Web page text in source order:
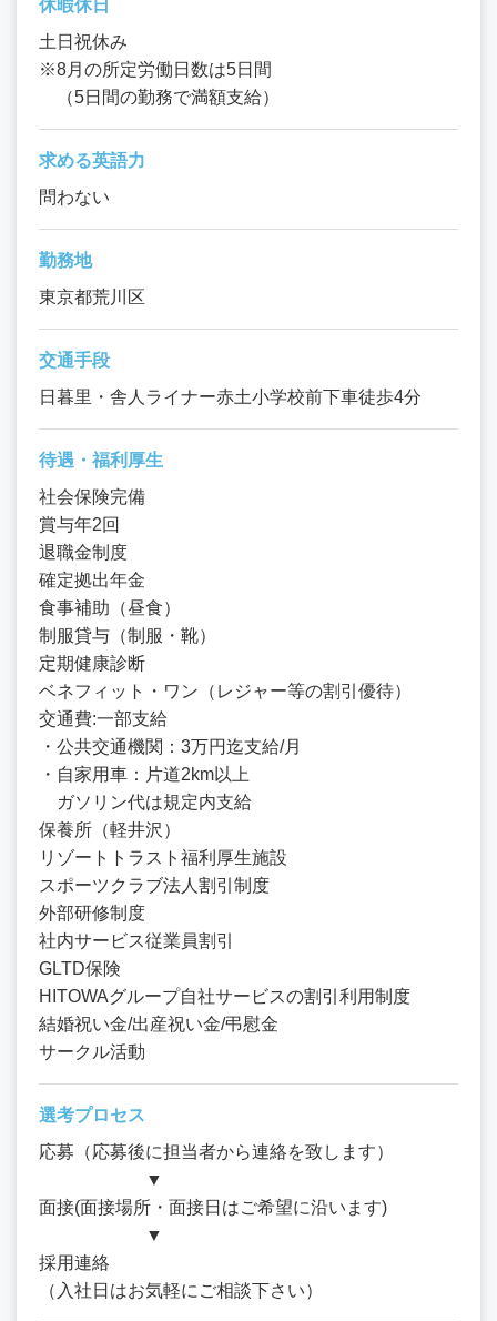
休暇休日
土日祝休み
※8月の所定労働日数は5日間
（5日間の勤務で満額支給）
求める英語力
問わない
勤務地
東京都荒川区
交通手段
日暮里・舎人ライナー赤土小学校前下車徒歩4分
待遇・福利厚生
社会保険完備
賞与年2回
退職金制度
確定拠出年金
食事補助（昼食）
制服貸与（制服・靴）
定期健康診断
ベネフィット・ワン（レジャー等の割引優待）
交通費:一部支給
・公共交通機関：3万円迄支給/月
・自家用車：片道2km以上
ガソリン代は規定内支給
保養所（軽井沢）
リゾートトラスト福利厚生施設
スポーツクラブ法人割引制度
外部研修制度
社内サービス従業員割引
GLTD保険
HITOWAグループ自社サービスの割引利用制度
結婚祝い金/出産祝い金/弔慰金
サークル活動
選考プロセス
応募（応募後に担当者から連絡を致します）
▼
面接(面接場所・面接日はご希望に沿います)
▼
採用連絡
（入社日はお気軽にご相談下さい）